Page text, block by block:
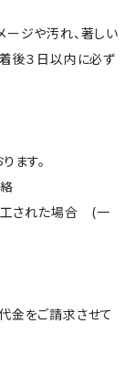
ジや汚れ、著しい
後３日以内に必ず
ます。
工された場合 (一
金をご請求させて